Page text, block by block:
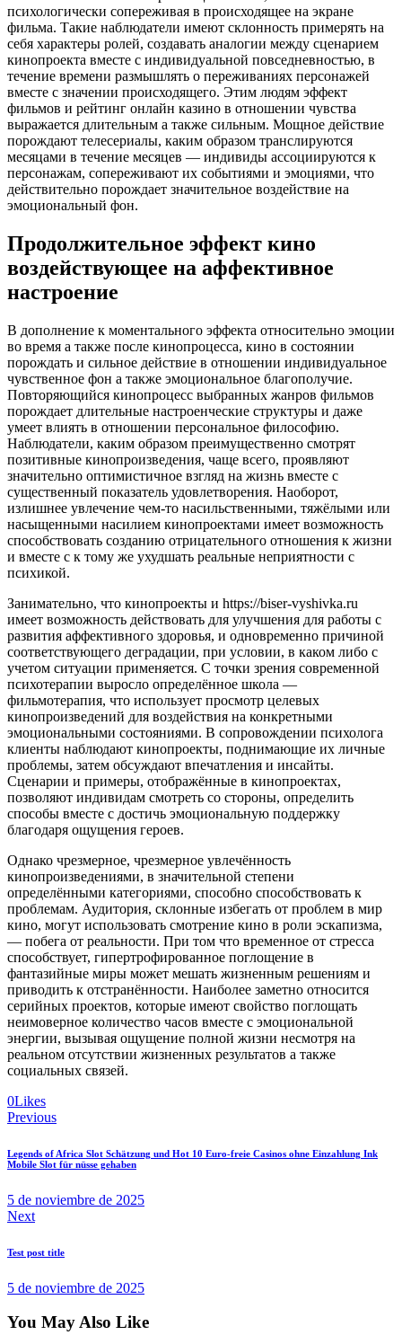
психологически сопереживая в происходящее на экране
фильма. Такие наблюдатели имеют склонность примерять на
себя характеры ролей, создавать аналогии между сценарием
кинопроекта вместе с индивидуальной повседневностью, в
течение времени размышлять о переживаниях персонажей
вместе с значении происходящего. Этим людям эффект
фильмов и рейтинг онлайн казино в отношении чувства
выражается длительным а также сильным. Мощное действие
порождают телесериалы, каким образом транслируются
месяцами в течение месяцев — индивиды ассоциируются к
персонажам, сопереживают их событиями и эмоциями, что
действительно порождает значительное воздействие на
эмоциональный фон.
Продолжительное эффект кино
воздействующее на аффективное
настроение
В дополнение к моментального эффекта относительно эмоции
во время а также после кинопроцесса, кино в состоянии
порождать и сильное действие в отношении индивидуальное
чувственное фон а также эмоциональное благополучие.
Повторяющийся кинопроцесс выбранных жанров фильмов
порождает длительные настроенческие структуры и даже
умеет влиять в отношении персональное философию.
Наблюдатели, каким образом преимущественно смотрят
позитивные кинопроизведения, чаще всего, проявляют
значительно оптимистичное взгляд на жизнь вместе с
существенный показатель удовлетворения. Наоборот,
излишнее увлечение чем-то насильственными, тяжёлыми или
насыщенными насилием кинопроектами имеет возможность
способствовать созданию отрицательного отношения к жизни
и вместе с к тому же ухудшать реальные неприятности с
психикой.
Занимательно, что кинопроекты и https://biser-vyshivka.ru
имеет возможность действовать для улучшения для работы с
развития аффективного здоровья, и одновременно причиной
соответствующего деградации, при условии, в каком либо с
учетом ситуации применяется. С точки зрения современной
психотерапии выросло определённое школа —
фильмотерапия, что использует просмотр целевых
кинопроизведений для воздействия на конкретными
эмоциональными состояниями. В сопровождении психолога
клиенты наблюдают кинопроекты, поднимающие их личные
проблемы, затем обсуждают впечатления и инсайты.
Сценарии и примеры, отображённые в кинопроектах,
позволяют индивидам смотреть со стороны, определить
способы вместе с достичь эмоциональную поддержку
благодаря ощущения героев.
Однако чрезмерное, чрезмерное увлечённость
кинопроизведениями, в значительной степени
определёнными категориями, способно способствовать к
проблемам. Аудитория, склонные избегать от проблем в мир
кино, могут использовать смотрение кино в роли эскапизма,
— побега от реальности. При том что временное от стресса
способствует, гипертрофированное поглощение в
фантазийные миры может мешать жизненным решениям и
приводить к отстранённости. Наиболее заметно относится
серийных проектов, которые имеют свойство поглощать
неимоверное количество часов вместе с эмоциональной
энергии, вызывая ощущение полной жизни несмотря на
реальном отсутствии жизненных результатов а также
социальных связей.
0Likes
Navegación
de
entradas
Previous
Legends of Africa Slot Schätzung und Hot 10 Euro-freie Casinos ohne Einzahlung Ink
Mobile Slot für nüsse gehaben
5 de noviembre de 2025
Next
Test post title
5 de noviembre de 2025
You May Also Like